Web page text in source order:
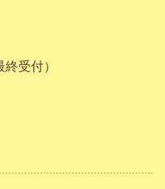
受付）